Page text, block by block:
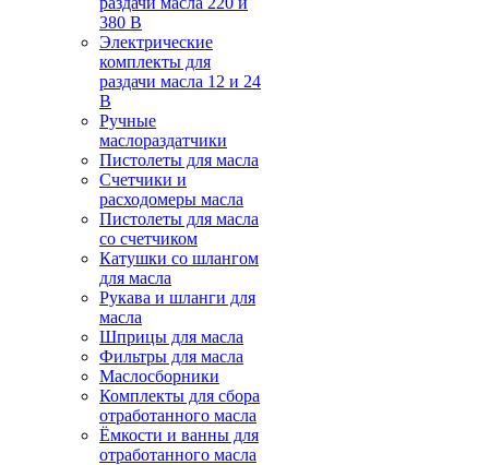
380 В
Электрические
комплекты для
раздачи масла 12 и 24
В
Ручные
маслораздатчики
Пистолеты для масла
Счетчики и
расходомеры масла
Пистолеты для масла
со счетчиком
Катушки со шлангом
для масла
Рукава и шланги для
масла
Шприцы для масла
Фильтры для масла
Маслосборники
Комплекты для сбора
отработанного масла
Ёмкости и ванны для
отработанного масла